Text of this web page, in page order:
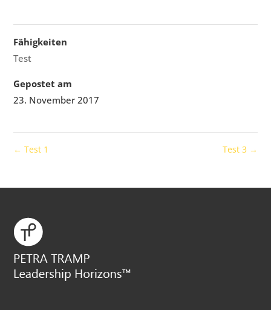
Fähigkeiten
Test
Gepostet am
23. November 2017
← Test 1 Test 3 →